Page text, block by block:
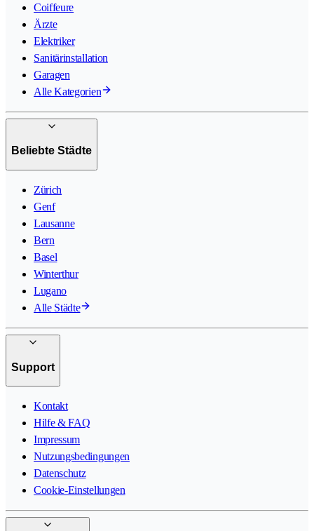
Coiffeure
Ärzte
Elektriker
Sanitärinstallation
Garagen
Alle Kategorien
Beliebte Städte
Zürich
Genf
Lausanne
Bern
Basel
Winterthur
Lugano
Alle Städte
Support
Kontakt
Hilfe & FAQ
Impressum
Nutzungsbedingungen
Datenschutz
Cookie-Einstellungen